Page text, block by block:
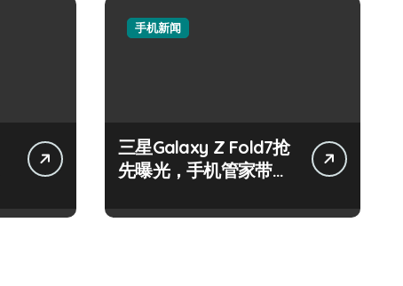
手机新闻
三星Galaxy Z Fold7抢
先曝光，手机管家带你